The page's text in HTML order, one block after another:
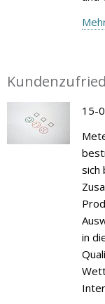
15-
sich
in